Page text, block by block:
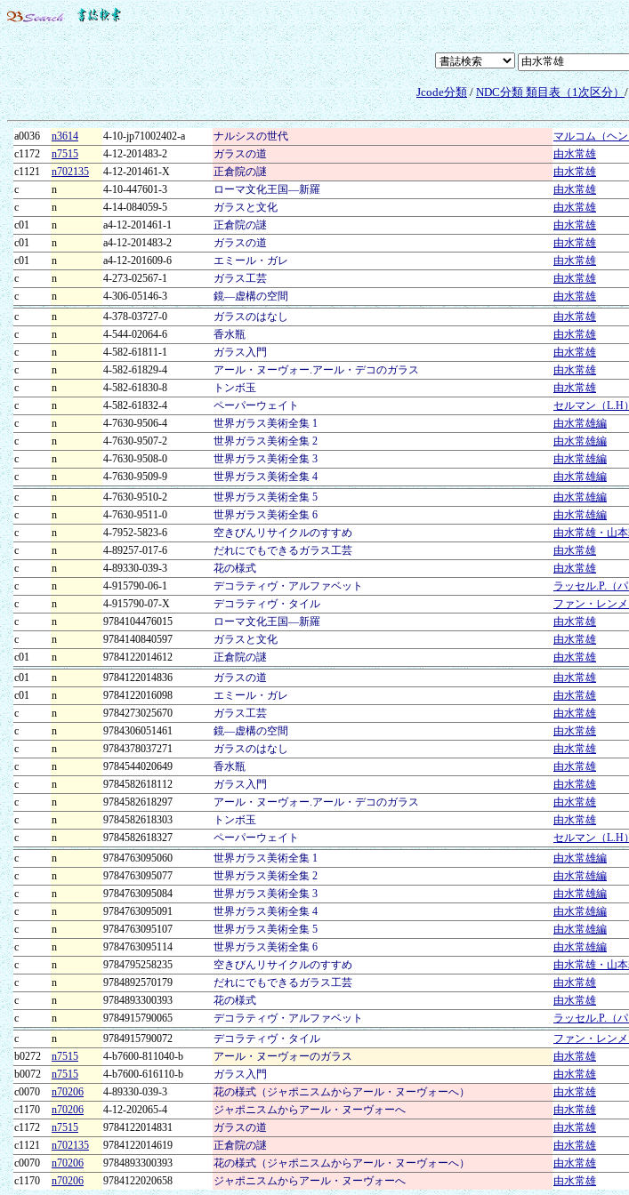
Jcode分類/NDC分類 類目表（1次区分）/
a0036 n3614 4-10-jp71002402-a ナルシスの世代 マルコム（ヘン
c1172
n7515 4-12-201483-2 ガラスの道 由水常雄
c1121
n702135 4-12-201461-X 正倉院の謎 由水常雄
c
n 4-10-447601-3 ローマ文化王国―新羅 由水常雄
c
n 4-14-084059-5 ガラスと文化 由水常雄
c01
n a4-12-201461-1 正倉院の謎 由水常雄
c01
n a4-12-201483-2 ガラスの道 由水常雄
c01
n a4-12-201609-6 エミール・ガレ 由水常雄
c
n 4-273-02567-1 ガラス工芸 由水常雄
c
n 4-306-05146-3 鏡―虚構の空間 由水常雄
c
n 4-378-03727-0 ガラスのはなし 由水常雄
c
n 4-544-02064-6 香水瓶 由水常雄
c
n 4-582-61811-1 ガラス入門 由水常雄
c
n 4-582-61829-4 アール・ヌーヴォー.アール・デコのガラス 由水常雄
c
n 4-582-61830-8 トンボ玉 由水常雄
c
n 4-582-61832-4 ペーパーウェイト セルマン（L.H）
c
n 4-7630-9506-4 世界ガラス美術全集 1 由水常雄編
c
n 4-7630-9507-2 世界ガラス美術全集 2 由水常雄編
c
n 4-7630-9508-0 世界ガラス美術全集 3 由水常雄編
c
n 4-7630-9509-9 世界ガラス美術全集 4 由水常雄編
c
n 4-7630-9510-2 世界ガラス美術全集 5 由水常雄編
c
n 4-7630-9511-0 世界ガラス美術全集 6 由水常雄編
c
n 4-7952-5823-6 空きびんリサイクルのすすめ 由水常雄・山
c
n 4-89257-017-6 だれにでもできるガラス工芸 由水常雄
c
n 4-89330-039-3 花の様式 由水常雄
c
n 4-915790-06-1 デコラティヴ・アルファベット ラッセル.P.（
c
n 4-915790-07-X デコラティヴ・タイル ファン・レン
c
n 9784104476015 ローマ文化王国―新羅 由水常雄
c
n 9784140840597 ガラスと文化 由水常雄
c01
n 9784122014612 正倉院の謎 由水常雄
c01
n 9784122014836 ガラスの道 由水常雄
c01
n 9784122016098 エミール・ガレ 由水常雄
c
n 9784273025670 ガラス工芸 由水常雄
c
n 9784306051461 鏡―虚構の空間 由水常雄
c
n 9784378037271 ガラスのはなし 由水常雄
c
n 9784544020649 香水瓶 由水常雄
c
n 9784582618112 ガラス入門 由水常雄
c
n 9784582618297 アール・ヌーヴォー.アール・デコのガラス 由水常雄
c
n 9784582618303 トンボ玉 由水常雄
c
n 9784582618327 ペーパーウェイト セルマン（L.H）
c
n 9784763095060 世界ガラス美術全集 1 由水常雄編
c
n 9784763095077 世界ガラス美術全集 2 由水常雄編
c
n 9784763095084 世界ガラス美術全集 3 由水常雄編
c
n 9784763095091 世界ガラス美術全集 4 由水常雄編
c
n 9784763095107 世界ガラス美術全集 5 由水常雄編
c
n 9784763095114 世界ガラス美術全集 6 由水常雄編
c
n 9784795258235 空きびんリサイクルのすすめ 由水常雄・山
c
n 9784892570179 だれにでもできるガラス工芸 由水常雄
c
n 9784893300393 花の様式 由水常雄
c
n 9784915790065 デコラティヴ・アルファベット ラッセル.P.（
c
n 9784915790072 デコラティヴ・タイル ファン・レン
b0272
n7515 4-b7600-811040-b アール・ヌーヴォーのガラス 由水常雄
b0072
n7515 4-b7600-616110-b ガラス入門 由水常雄
c0070
n70206 4-89330-039-3 花の様式（ジャポニスムからアール・ヌーヴォーへ） 由水常雄
c1170
n70206 4-12-202065-4 ジャポニスムからアール・ヌーヴォーへ 由水常雄
c1172
n7515 9784122014831 ガラスの道 由水常雄
c1121
n702135 9784122014619 正倉院の謎 由水常雄
c0070
n70206 9784893300393 花の様式（ジャポニスムからアール・ヌーヴォーへ） 由水常雄
c1170
n70206 9784122020658 ジャポニスムからアール・ヌーヴォーへ 由水常雄